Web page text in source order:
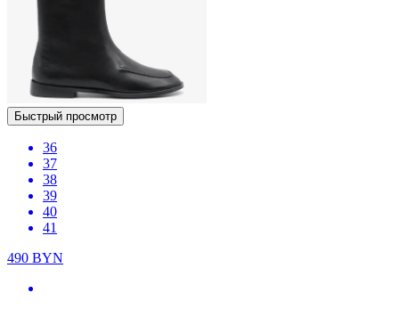
Быстрый просмотр
36
37
38
39
40
41
490 BYN